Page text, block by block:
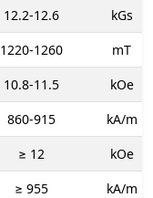
12.2-12.6
kGs
1220-1260
mT
10.8-11.5
kOe
860-915
kA/m
≥ 12
kOe
≥ 955
kA/m